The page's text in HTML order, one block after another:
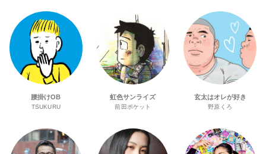
腰掛けOB
TSUKURU
虹色サンライズ
前田ポケット
玄太はオレが好き
野原くろ